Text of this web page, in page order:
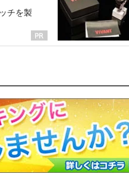
チを製